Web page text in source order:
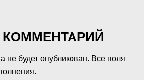
не будет опубликован. Все поля